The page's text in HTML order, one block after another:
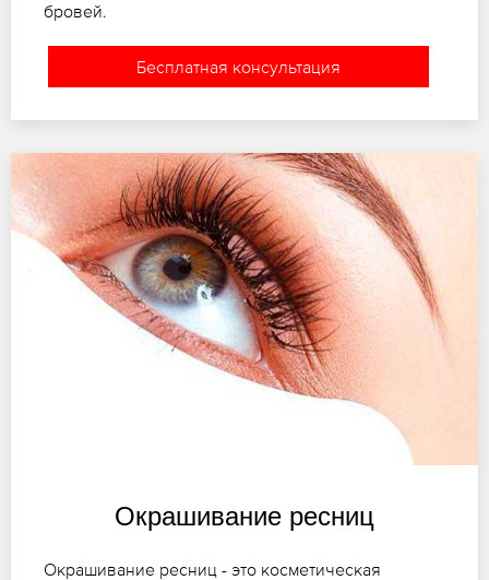
бровей.
Бесплатная консультация
Окрашивание ресниц
Окрашивание ресниц - это косметическая